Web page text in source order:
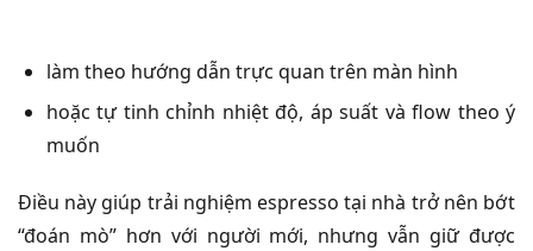
làm theo hướng dẫn trực quan trên màn hình
hoặc tự tinh chỉnh nhiệt độ, áp suất và flow theo ý
muốn
Điều này giúp trải nghiệm espresso tại nhà trở nên bớt
“đoán mò” hơn với người mới, nhưng vẫn giữ được